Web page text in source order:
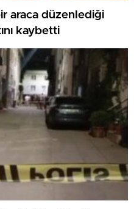
araca düzenlediği
kaybetti